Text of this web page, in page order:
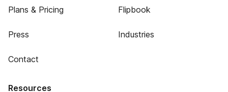
Plans & Pricing
Press
Contact
Flipbook
Industries
Resources